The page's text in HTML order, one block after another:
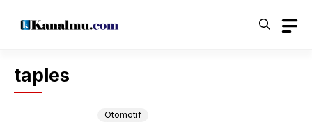
taples
Otomotif